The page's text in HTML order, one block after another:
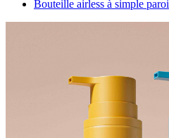
Bouteille airless à simple paroi